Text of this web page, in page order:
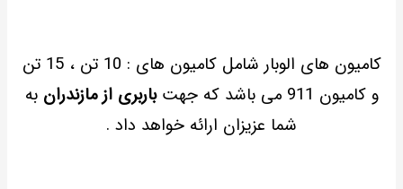
کامیون های الوبار شامل کامیون های : 10 تن ، 15 تن
و کامیون 911 می باشد که جهت
باربری از مازندران به
شما عزیزان ارائه خواهد داد .